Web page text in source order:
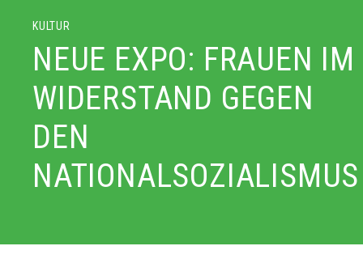
Aktuelles
für
Eupen
und
Umgebung.
KULTUR
NEUE EXPO: FRAUEN IM
WIDERSTAND GEGEN
DEN
NATIONALSOZIALISMUS